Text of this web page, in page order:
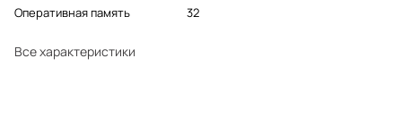
Оперативная память
32
Все характеристики